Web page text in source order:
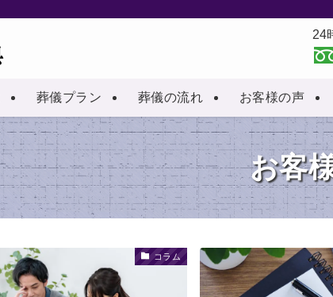
葬儀プラン 葬儀の流れ お客様の声
24
お客
コラム